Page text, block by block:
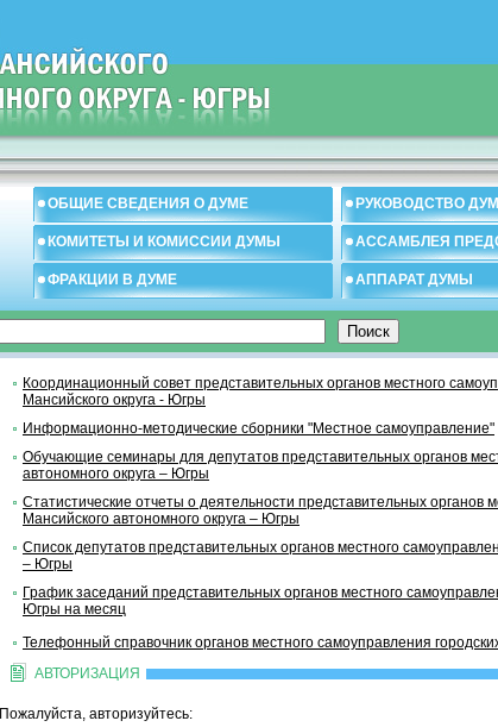
ОБЩИЕ СВЕДЕНИЯ О ДУМЕ РУКОВОДСТВО
КОМИТЕТЫ И КОМИССИИ ДУМЫ АССАМБЛЕЯ
ФРАКЦИИ В ДУМЕ АППАРАТ ДУМЫ
Координационный совет представительных органов местного
Мансийского округа - Югры
Информационно-методические сборники "Местное самоуправление"
Обучающие семинары для депутатов представительных органов
автономного округа – Югры
Статистические отчеты о деятельности представительных
Мансийского автономного округа – Югры
Список депутатов представительных органов местного
– Югры
График заседаний представительных органов местного
Югры на месяц
Телефонный справочник органов местного самоуправления
АВТОРИЗАЦИЯ
Пожалуйста, авторизуйтесь: